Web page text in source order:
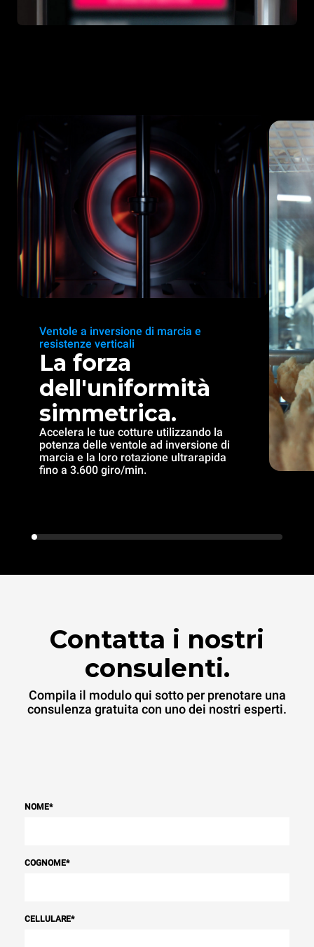
Ventole a inversione di marcia e
resistenze verticali
La forza
dell'uniformità
simmetrica.
Accelera le tue cotture utilizzando la
potenza delle ventole ad inversione di
marcia e la loro rotazione ultrarapida
fino a 3.600 giro/min.
Contatta i nostri
consulenti.
Compila il modulo qui sotto per prenotare una
consulenza gratuita con uno dei nostri esperti.
NOME*
COGNOME*
CELLULARE*